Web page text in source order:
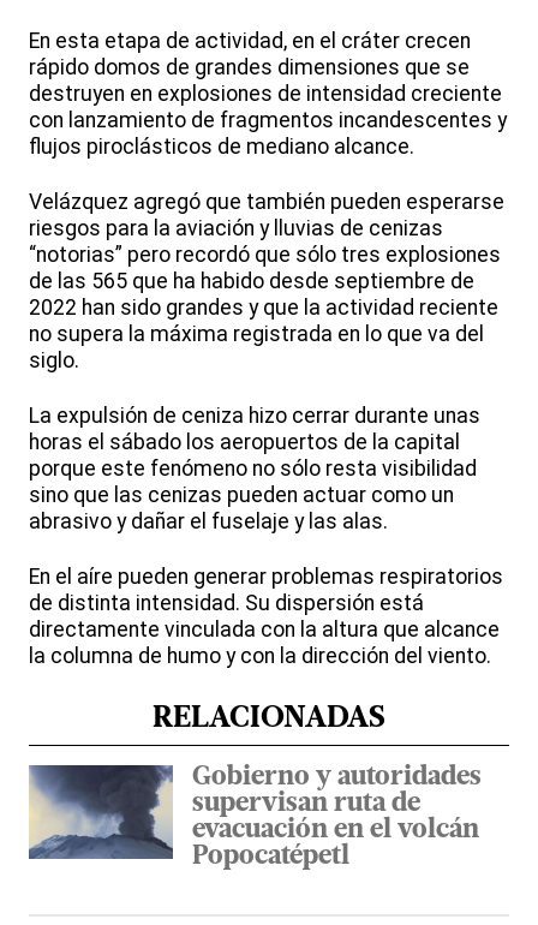
En esta etapa de actividad, en el cráter crecen
rápido domos de grandes dimensiones que se
destruyen en explosiones de intensidad creciente
con lanzamiento de fragmentos incandescentes y
flujos piroclásticos de mediano alcance.
Velázquez agregó que también pueden esperarse
riesgos para la aviación y lluvias de cenizas
“notorias” pero recordó que sólo tres explosiones
de las 565 que ha habido desde septiembre de
2022 han sido grandes y que la actividad reciente
no supera la máxima registrada en lo que va del
siglo.
La expulsión de ceniza hizo cerrar durante unas
horas el sábado los aeropuertos de la capital
porque este fenómeno no sólo resta visibilidad
sino que las cenizas pueden actuar como un
abrasivo y dañar el fuselaje y las alas.
En el aíre pueden generar problemas respiratorios
de distinta intensidad. Su dispersión está
directamente vinculada con la altura que alcance
la columna de humo y con la dirección del viento.
RELACIONADAS
Gobierno y autoridades
supervisan ruta de
evacuación en el volcán
Popocatépetl